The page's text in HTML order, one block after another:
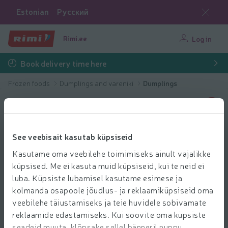
See veebisait kasutab küpsiseid
Kasutame oma veebilehe toimimiseks ainult vajalikke
küpsised. Me ei kasuta muid küpsiseid, kui te neid ei
luba. Küpsiste lubamisel kasutame esimese ja
kolmanda osapoole jõudlus- ja reklaamiküpsiseid oma
veebilehe täiustamiseks ja teie huvidele sobivamate
reklaamide edastamiseks. Kui soovite oma küpsiste
Estonian Русский
Rimi.ee Log in
Book delivery time here
Frozen foods Dumplings and vareniki Dumplings